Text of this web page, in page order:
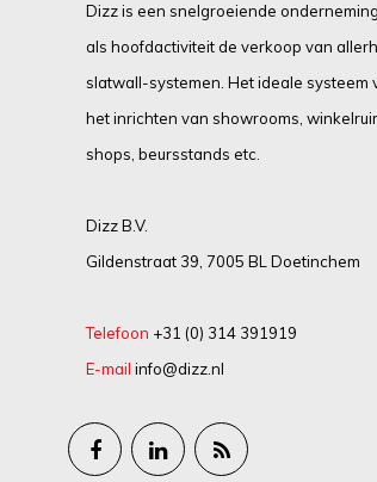
Dizz is een snelgroeiende
als hoofdactiviteit de verkoop van
slatwall-systemen. Het ideale systeem
het inrichten van showrooms,
shops, beursstands etc.
Dizz B.V.
Gildenstraat 39, 7005 BL Doetinchem
Telefoon +31 (0) 314 391919
E-mail info@dizz.nl